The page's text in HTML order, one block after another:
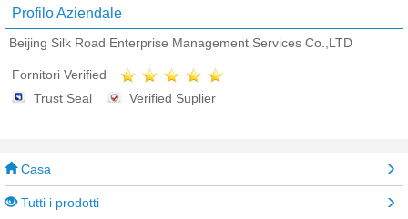
Profilo Aziendale
Beijing Silk Road Enterprise Management Services Co.,LTD
Fornitori Verified
Trust Seal
Verified Suplier
Casa
Tutti i prodotti